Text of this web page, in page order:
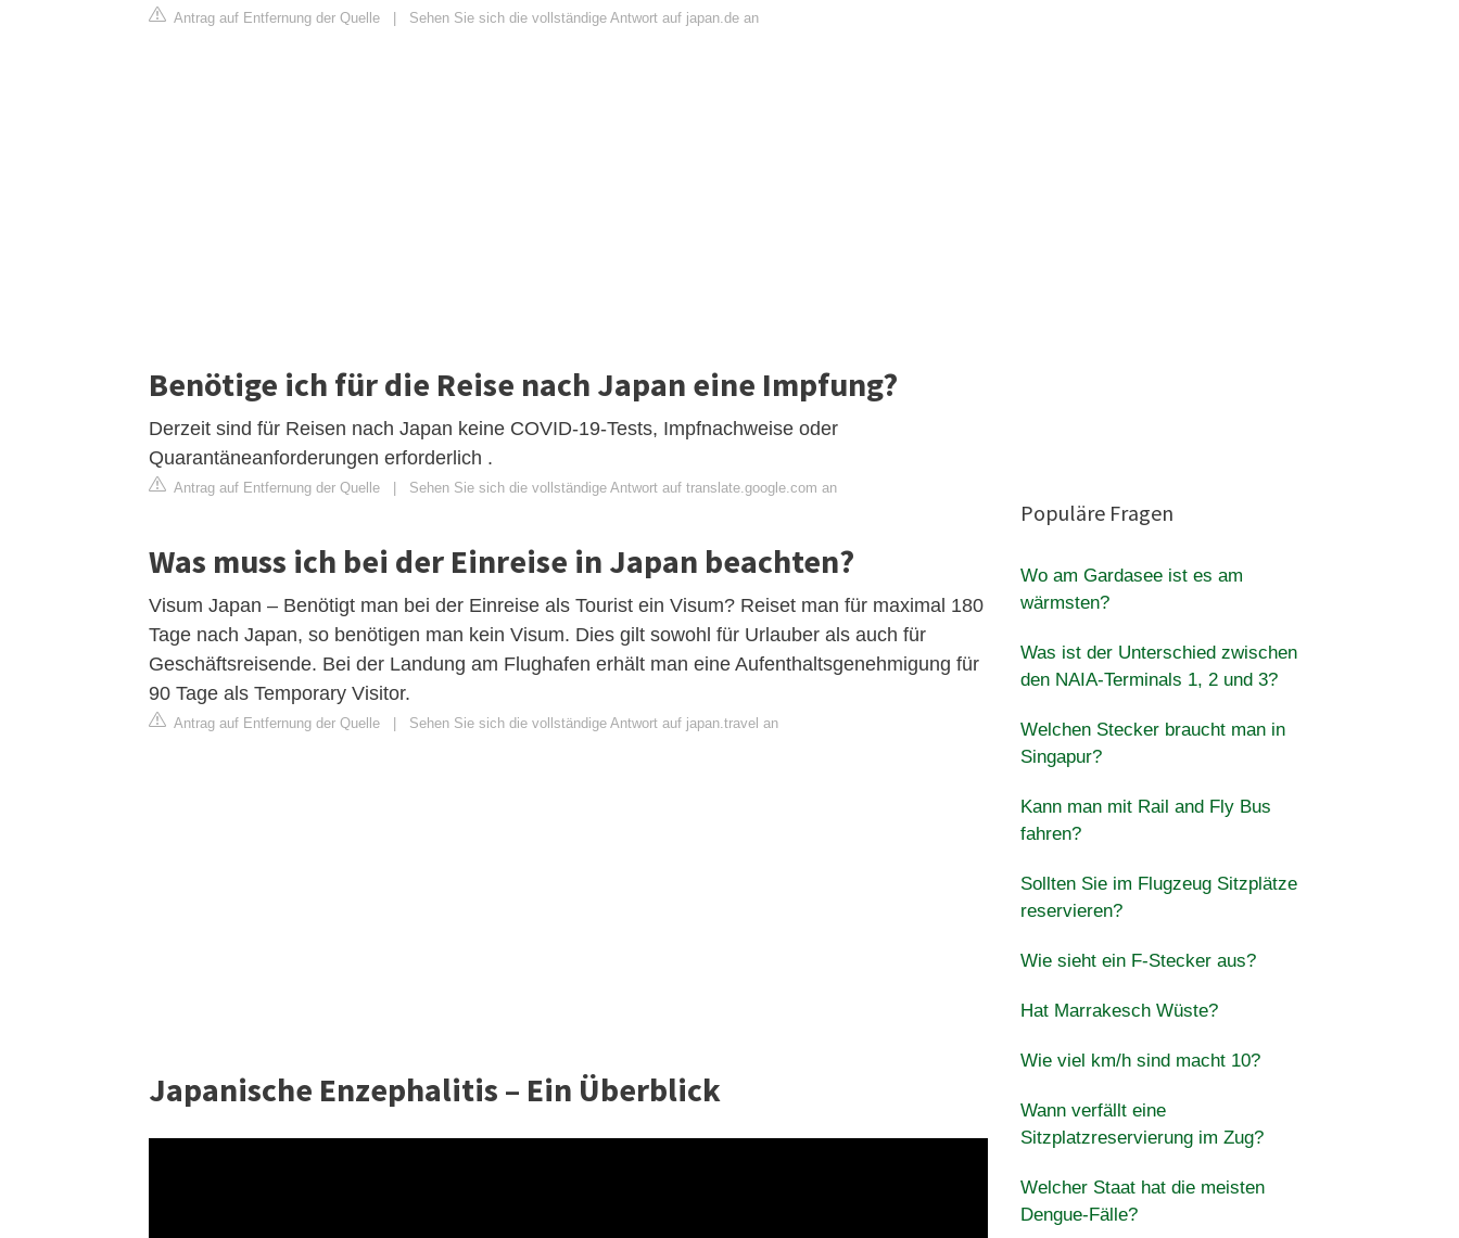
Antrag auf Entfernung der Quelle Sehen Sie sich die vollständige Antwort auf japan.de an
Benötige ich für die Reise nach Japan eine Impfung?
Derzeit sind für Reisen nach Japan keine COVID-19-Tests, Impfnachweise oder
Quarantäneanforderungen erforderlich .
Antrag auf Entfernung der Quelle Sehen Sie sich die vollständige Antwort auf translate.google.com an
Was muss ich bei der Einreise in Japan beachten?
Visum Japan – Benötigt man bei der Einreise als Tourist ein Visum? Reiset man für maximal 180
Tage nach Japan, so benötigen man kein Visum. Dies gilt sowohl für Urlauber als auch für
Geschäftsreisende. Bei der Landung am Flughafen erhält man eine Aufenthaltsgenehmigung für
90 Tage als Temporary Visitor.
Antrag auf Entfernung der Quelle Sehen Sie sich die vollständige Antwort auf japan.travel an
Japanische Enzephalitis – Ein Überblick
Populäre Fragen
Wo am Gardasee ist es am
wärmsten?
Was ist der Unterschied zwischen
den NAIA-Terminals 1, 2 und 3?
Welchen Stecker braucht man in
Singapur?
Kann man mit Rail and Fly Bus
fahren?
Sollten Sie im Flugzeug Sitzplätze
reservieren?
Wie sieht ein F-Stecker aus?
Hat Marrakesch Wüste?
Wie viel km/h sind macht 10?
Wann verfällt eine
Sitzplatzreservierung im Zug?
Welcher Staat hat die meisten
Dengue-Fälle?